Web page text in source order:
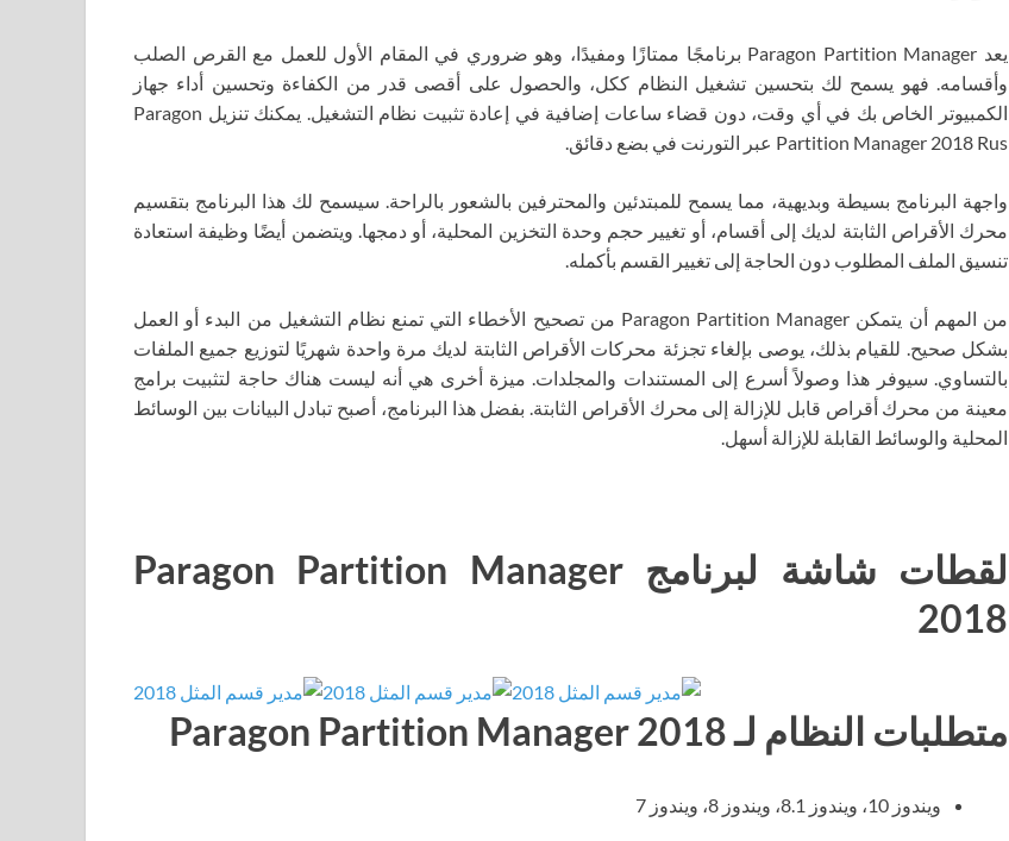
يعد Paragon Partition Manager برنامجًا ممتازًا ومفيدًا، وهو ضروري في المقام الأول للعمل مع القرص الصلب
وأقسامه. فهو يسمح لك بتحسين تشغيل النظام ككل، والحصول على أقصى قدر من الكفاءة وتحسين أداء جهاز
الكمبيوتر الخاص بك في أي وقت، دون قضاء ساعات إضافية في إعادة تثبيت نظام التشغيل. يمكنك تنزيل Paragon
Partition Manager 2018 Rus عبر التورنت في بضع دقائق.
واجهة البرنامج بسيطة وبديهية، مما يسمح للمبتدئين والمحترفين بالشعور بالراحة. سيسمح لك هذا البرنامج بتقسيم
محرك الأقراص الثابتة لديك إلى أقسام، أو تغيير حجم وحدة التخزين المحلية، أو دمجها. ويتضمن أيضًا وظيفة استعادة
تنسيق الملف المطلوب دون الحاجة إلى تغيير القسم بأكمله.
من المهم أن يتمكن Paragon Partition Manager من تصحيح الأخطاء التي تمنع نظام التشغيل من البدء أو العمل
بشكل صحيح. للقيام بذلك، يوصى بإلغاء تجزئة محركات الأقراص الثابتة لديك مرة واحدة شهريًا لتوزيع جميع الملفات
بالتساوي. سيوفر هذا وصولاً أسرع إلى المستندات والمجلدات. ميزة أخرى هي أنه ليست هناك حاجة لتثبيت برامج
معينة من محرك أقراص قابل للإزالة إلى محرك الأقراص الثابتة. بفضل هذا البرنامج، أصبح تبادل البيانات بين الوسائط
المحلية والوسائط القابلة للإزالة أسهل.
لقطات شاشة لبرنامج Paragon Partition Manager
2018
متطلبات النظام لـ Paragon Partition Manager 2018
ويندوز 10، ويندوز 8.1، ويندوز 8، ويندوز 7